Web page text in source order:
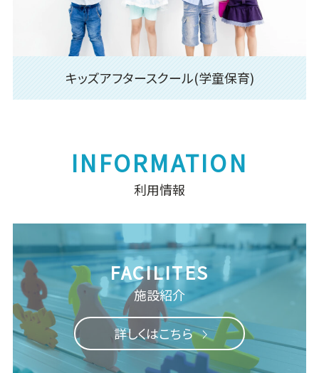
キッズアフタースクール(学童保育)
利用情報
施設紹介
詳しくはこちら